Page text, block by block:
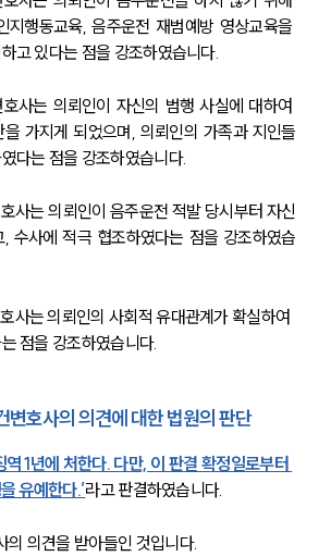
지행동교육, 음주운전 재범예방 영상교육을
고 있다는 점을 강조하였습니다.
사는 의뢰인이 자신의 범행 사실에 대하여
가지게 되었으며, 의뢰인의 가족과 지인들
다는 점을 강조하였습니다.
사는 의뢰인이 음주운전 적발 당시부터 자신
수사에 적극 협조하였다는 점을 강조하였습
사는 의뢰인의 사회적 유대관계가 확실하여
점을 강조하였습니다.
변호사의 의견에 대한 법원의 판단
역 1년에 처한다. 다만, 이 판결 확정일로부터
유예한다.’라고 판결하였습니다.
의 의견을 받아들인 것입니다.